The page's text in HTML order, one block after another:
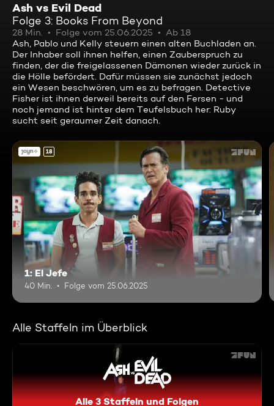
Ash vs Evil Dead
Folge 3: Books From Beyond
28 Min. Folge vom 25.06.2025
Ab 18
Ash, Pablo und Kelly steuern einen alten Buchladen an.
Der Inhaber soll ihnen helfen, einen Zauberspruch zu
finden, der die freigelassenen Dämonen wieder zurück in
die Hölle befördert. Dafür müssen sie zunächst jedoch
ein Wesen beschwören, um es zu befragen. Detective
Fisher ist ihnen derweil bereits auf den Fersen - und
noch jemand ist hinter dem Teufelsbuch her: Ruby
sucht seit geraumer Zeit danach.
18
1: El Jefe
40 Min. Folge vom 25.06.2025
Alle Staffeln im Überblick
Alle 3 Staffeln und Folgen